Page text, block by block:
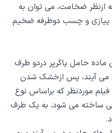
بندی چسب های 2طرفه ازنظر ضخامت، می توان به
پیازی و چسب دوطرفه ضخیم
حامل یاکَریِر دردو طرف
می آیند، پس ازخشک شدن
موردنظر که براساس نوع
ساخته می شود، به یک طرف